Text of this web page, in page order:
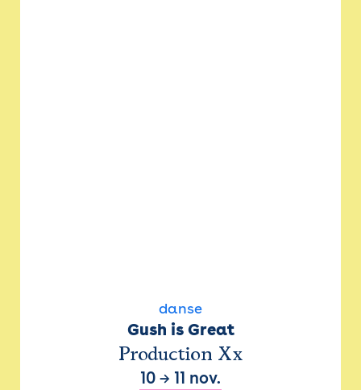
danse
Gush is Great
Production Xx
10 → 11 nov.